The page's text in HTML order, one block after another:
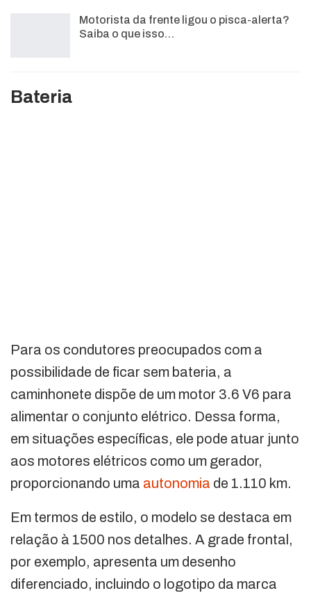
Motorista da frente ligou o pisca-alerta?
Saiba o que isso…
Bateria
Para os condutores preocupados com a
possibilidade de ficar sem bateria, a
caminhonete dispõe de um motor 3.6 V6 para
alimentar o conjunto elétrico. Dessa forma,
em situações específicas, ele pode atuar junto
aos motores elétricos como um gerador,
proporcionando uma autonomia de 1.110 km.
Em termos de estilo, o modelo se destaca em
relação à 1500 nos detalhes. A grade frontal,
por exemplo, apresenta um desenho
diferenciado, incluindo o logotipo da marca